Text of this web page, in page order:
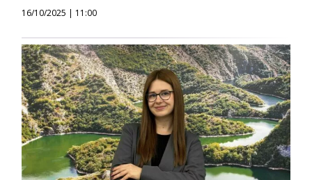
16/10/2025 | 11:00